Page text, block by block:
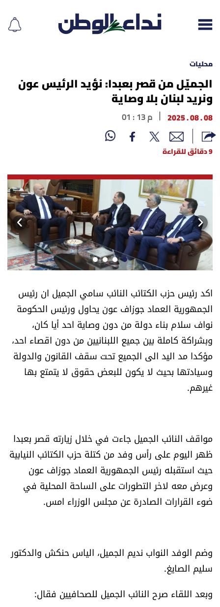
إقرأ الجريدة
لبنان
الغلاف
نداء اليوم
محليات
أسرار
متفرقات
خاص الموقع
كتّابنا
تحت المجهر
آراء
العالم
الصحافة الإسرائيلية
ثقافة وفنون
اقرأ تضحك
كاميرا
محليات
الجميّل من قصر بعبدا: نؤيد الرئيس عون
ونريد لبنان بلا وصاية
08 . 08 . 2025 01 : 13 م
9 دقائق للقراءة
اكد رئيس حزب الكتائب النائب سامي الجميل ان رئيس
الجمهورية العماد جوزاف عون يحاول ورئيس الحكومة
نواف سلام بناء دولة من دون وصاية احد أيا كان،
وبشراكة كاملة بين جميع اللبنانيين من دون اقصاء احد،
مؤكدا مد اليد الى الجميع تحت سقف القانون والدولة
وسيادتها بحيث لا يكون للبعض حقوق لا يتمتع بها
غيرهم.
مواقف النائب الجميل جاءت في خلال زيارته قصر بعبدا
ظهر اليوم على رأس وفد من كتلة حزب الكتائب النيابية
حيث استقبله رئيس الجمهورية العماد جوزاف عون
وعرض معه لاخر التطورات على الساحة المحلية في
ضوء القرارات الصادرة عن مجلس الوزراء امس.
وضم الوفد النواب نديم الجميل، الياس حنكش والدكتور
سليم الصايغ.
وبعد اللقاء صرح النائب الجميل للصحافيين فقال: